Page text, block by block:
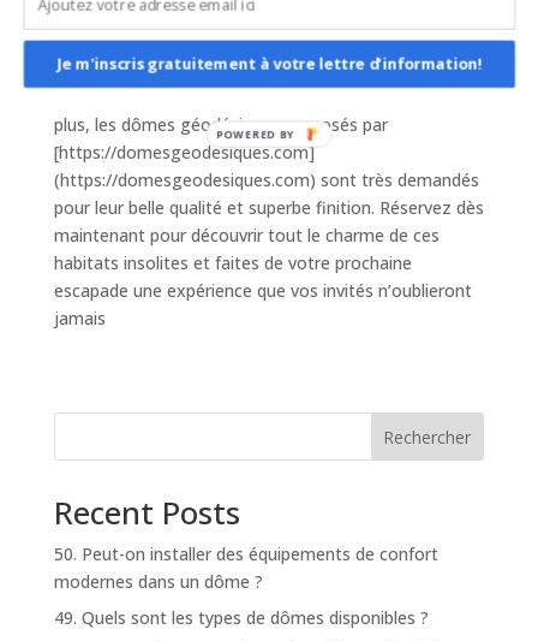
originalité et leur attrait visuel. Avec leur design
futuriste et leur résistance aux intempéries, ces
structures sont parfaites pour des séjours en pleine
nature ou dans des environnements plus urbains. De
plus, les dômes géodésiques proposés par
[https://domesgeodesiques.com]
(https://domesgeodesiques.com) sont très demandés
pour leur belle qualité et superbe finition. Réservez dès
maintenant pour découvrir tout le charme de ces
habitats insolites et faites de votre prochaine
escapade une expérience que vos invités n’oublieront
jamais
Rechercher
Recent Posts
50. Peut-on installer des équipements de confort
modernes dans un dôme ?
49. Quels sont les types de dômes disponibles ?
Je m'inscris gratuitement à votre lettre d'information!
POWERED BY